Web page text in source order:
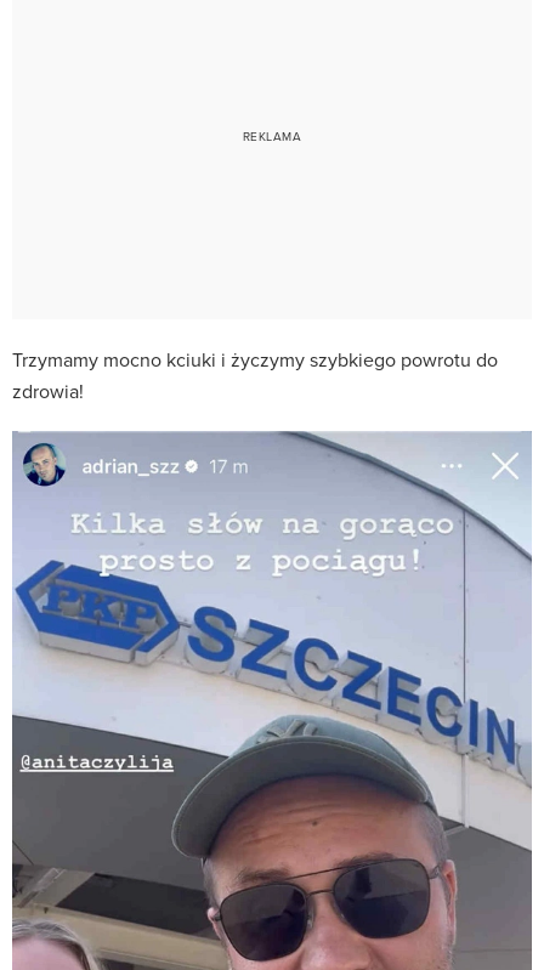
Trzymamy mocno kciuki i życzymy szybkiego powrotu do
zdrowia!